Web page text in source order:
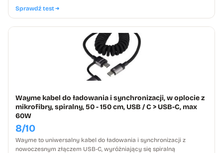
Sprawdź test
Wayme kabel do ładowania i synchronizacji, w oplocie z
mikrofibry, spiralny, 50 - 150 cm, USB / C > USB-C, max
60W
8/10
Wayme to uniwersalny kabel do ładowania i synchronizacji z
nowoczesnym złączem USB-C, wyróżniający się spiralną